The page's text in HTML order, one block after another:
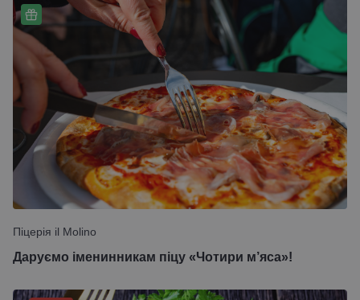
Піцерія il Molino
Даруємо іменинникам піцу «Чотири м’яса»!